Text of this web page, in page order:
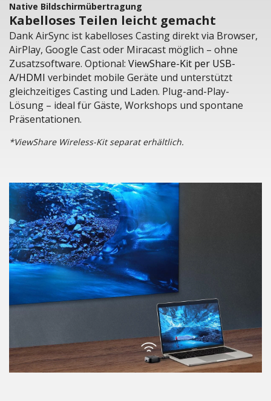
Native Bildschirmübertragung
Kabelloses Teilen leicht gemacht
Dank AirSync ist kabelloses Casting direkt via Browser,
AirPlay, Google Cast oder Miracast möglich – ohne
Zusatzsoftware. Optional: ViewShare-Kit per USB-
A/HDMI verbindet mobile Geräte und unterstützt
gleichzeitiges Casting und Laden. Plug-and-Play-
Lösung – ideal für Gäste, Workshops und spontane
Präsentationen.
*ViewShare Wireless-Kit separat erhältlich.